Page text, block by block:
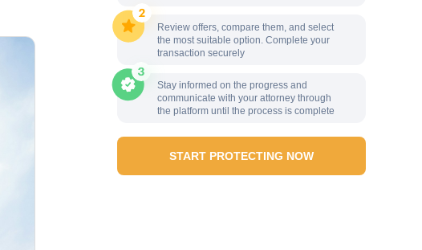
Review offers, compare them, and select
the most suitable option. Complete your
transaction securely
Stay informed on the progress and
communicate with your attorney through
the platform until the process is complete
START PROTECTING NOW